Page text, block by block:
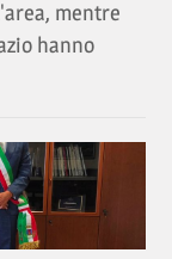
mentre
hanno